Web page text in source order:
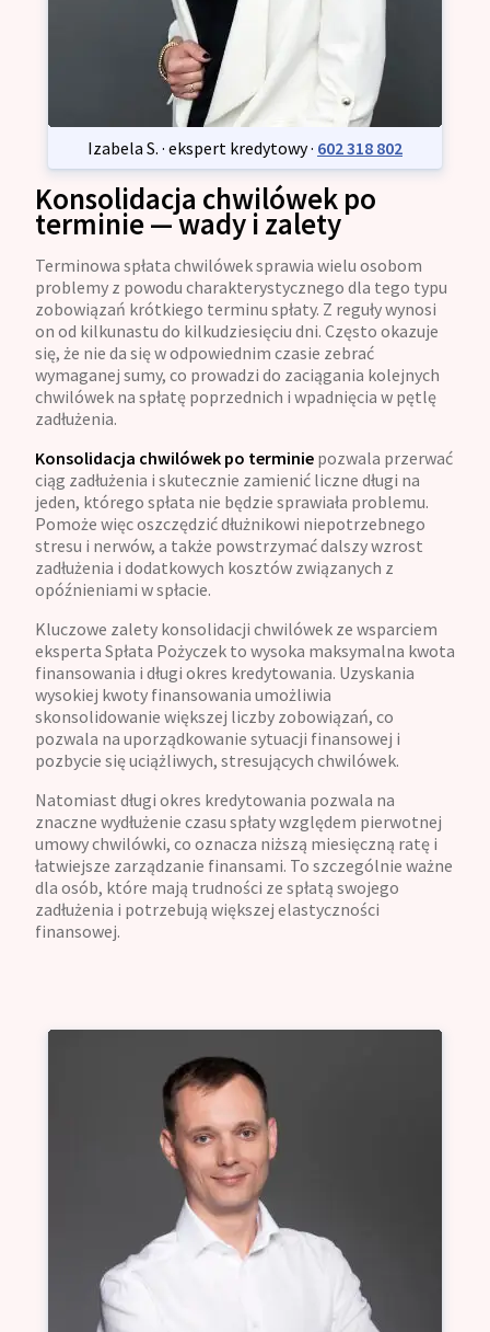
Izabela S. · ekspert kredytowy · 602 318 802
Konsolidacja chwilówek po
terminie — wady i zalety
Terminowa spłata chwilówek sprawia wielu osobom
problemy z powodu charakterystycznego dla tego typu
zobowiązań krótkiego terminu spłaty. Z reguły wynosi
on od kilkunastu do kilkudziesięciu dni. Często okazuje
się, że nie da się w odpowiednim czasie zebrać
wymaganej sumy, co prowadzi do zaciągania kolejnych
chwilówek na spłatę poprzednich i wpadnięcia w pętlę
zadłużenia.
Konsolidacja chwilówek po terminie pozwala przerwać
ciąg zadłużenia i skutecznie zamienić liczne długi na
jeden, którego spłata nie będzie sprawiała problemu.
Pomoże więc oszczędzić dłużnikowi niepotrzebnego
stresu i nerwów, a także powstrzymać dalszy wzrost
zadłużenia i dodatkowych kosztów związanych z
opóźnieniami w spłacie.
Kluczowe zalety konsolidacji chwilówek ze wsparciem
eksperta Spłata Pożyczek to wysoka maksymalna kwota
finansowania i długi okres kredytowania. Uzyskania
wysokiej kwoty finansowania umożliwia
skonsolidowanie większej liczby zobowiązań, co
pozwala na uporządkowanie sytuacji finansowej i
pozbycie się uciążliwych, stresujących chwilówek.
Natomiast długi okres kredytowania pozwala na
znaczne wydłużenie czasu spłaty względem pierwotnej
umowy chwilówki, co oznacza niższą miesięczną ratę i
łatwiejsze zarządzanie finansami. To szczególnie ważne
dla osób, które mają trudności ze spłatą swojego
zadłużenia i potrzebują większej elastyczności
finansowej.